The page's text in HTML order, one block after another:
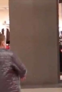
30 Marzo 2019